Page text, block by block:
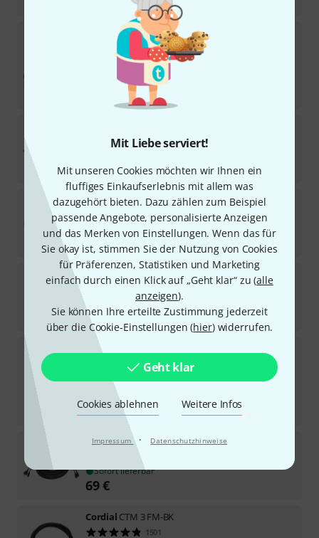
Mit Liebe serviert!
Mit unseren Cookies möchten wir Ihnen ein
fluffiges Einkaufserlebnis mit allem was
dazugehört bieten. Dazu zählen zum Beispiel
passende Angebote, personalisierte Anzeigen
und das Merken von Einstellungen. Wenn das für
Sie okay ist, stimmen Sie der Nutzung von Cookies
für Präferenzen, Statistiken und Marketing
einfach durch einen Klick auf „Geht klar“ zu (alle
anzeigen).
Sie können Ihre erteilte Zustimmung jederzeit
über die Cookie-Einstellungen (hier) widerrufen.
Geht klar
Cookies ablehnen Weitere Infos
Impressum · Datenschutzhinweise
CTM 1,5 FM-BK
219
Sofort lieferbar
UVP: 21,18
2086
4,50€
pro snakeXLR Cable 50m
109
Sofort lieferbar
44€
pro snake TPM 20,0 CC Micro Cable deepbl
Sofort lieferbar
18,40€
Cordial
634
12,90
UVP:16,18
-20%
the sssnake PC 20 Power Audio
Sofort lieferbar
69€
Cordial CTM 3 FM-BK
1501